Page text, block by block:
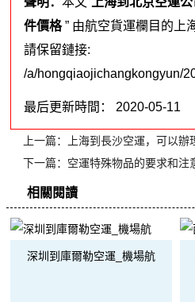
件價格” 由航空貨運欄目的上
請保留鏈接:
/a/hongqiaojichangkongyun/
最后更新時間： 2020-05-11
上一篇：
上海到長沙空運，可以
下一篇： 空運特殊物品的要求和注
相關閱讀
深圳到庫爾勒空運_機場航